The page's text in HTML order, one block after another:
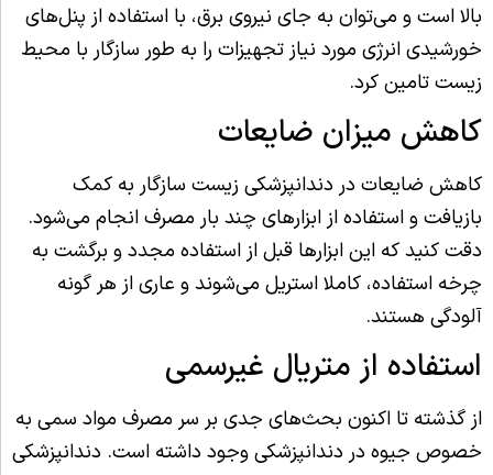
بالا است و می‌توان به جای نیروی برق، با استفاده از پنل‌های
خورشیدی انرژی مورد نیاز تجهیزات را به طور سازگار با محیط
زیست تامین کرد.
کاهش میزان ضایعات
کاهش ضایعات در دندانپزشکی زیست سازگار به کمک
بازیافت و استفاده از ابزارهای چند بار مصرف انجام می‌شود.
دقت کنید که این ابزارها قبل از استفاده مجدد و برگشت به
چرخه استفاده، کاملا استریل می‌شوند و عاری از هر گونه
آلودگی هستند.
استفاده از متریال غیرسمی
از گذشته تا اکنون بحث‌های جدی بر سر مصرف مواد سمی به
خصوص جیوه در دندانپزشکی وجود داشته است. دندانپزشکی